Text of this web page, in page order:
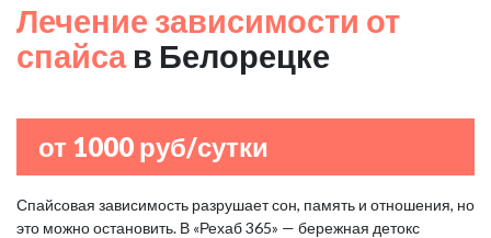
Лечение зависимости от
спайса в Белорецке
от 1000 руб/сутки
Спайсовая зависимость разрушает сон, память и отношения, но
это можно остановить. В «Рехаб 365» — бережная детокс